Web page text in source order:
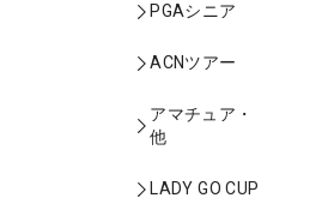
PGAシニア
ACNツアー
アマチュア・
他
LADY GO CUP